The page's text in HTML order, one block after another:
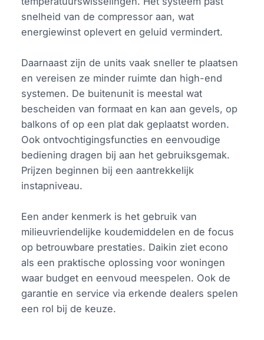
snelheid van de compressor aan, wat
energiewinst oplevert en geluid vermindert.
Daarnaast zijn de units vaak sneller te plaatsen
en vereisen ze minder ruimte dan high-end
systemen. De buitenunit is meestal wat
bescheiden van formaat en kan aan gevels, op
balkons of op een plat dak geplaatst worden.
Ook ontvochtigingsfuncties en eenvoudige
bediening dragen bij aan het gebruiksgemak.
Prijzen beginnen bij een aantrekkelijk
instapniveau.
Een ander kenmerk is het gebruik van
milieuvriendelijke koudemiddelen en de focus
op betrouwbare prestaties. Daikin ziet econo
als een praktische oplossing voor woningen
waar budget en eenvoud meespelen. Ook de
garantie en service via erkende dealers spelen
een rol bij de keuze.